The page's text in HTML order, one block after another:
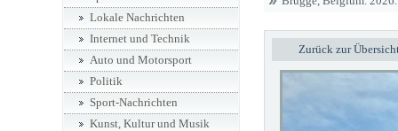
Zurück zur
Lokale Nachrichten
Internet und Technik
Auto und Motorsport
Politik
Sport-Nachrichten
Kunst, Kultur und Musik